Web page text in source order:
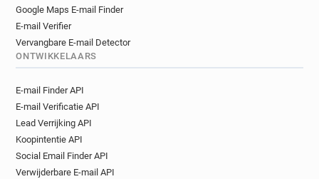
Google Maps E-mail Finder
E-mail Verifier
Vervangbare E-mail Detector
ONTWIKKELAARS
E-mail Finder API
E-mail Verificatie API
Lead Verrijking API
Koopintentie API
Social Email Finder API
Verwijderbare E-mail API